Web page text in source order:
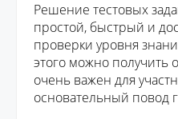
Решение тестовых
простой, быстрый и
проверки уровня
этого можно получить
очень важен для
основательный повод